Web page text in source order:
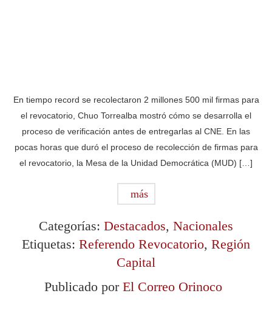
En tiempo record se recolectaron 2 millones 500 mil firmas para
el revocatorio, Chuo Torrealba mostró cómo se desarrolla el
proceso de verificación antes de entregarlas al CNE. En las
pocas horas que duró el proceso de recolección de firmas para
el revocatorio, la Mesa de la Unidad Democrática (MUD) […]
más
Categorías: Destacados, Nacionales
Etiquetas: Referendo Revocatorio, Región
Capital
Publicado por El Correo Orinoco